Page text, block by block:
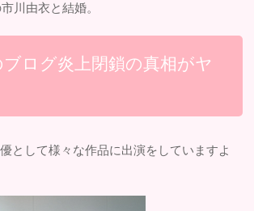
川由衣と結婚。
ブログ炎上閉鎖の真相がヤ
として様々な作品に出演をしていますよ